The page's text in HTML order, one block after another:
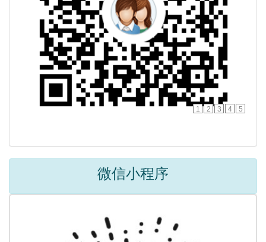
1 2 3 4 5
微信小程序